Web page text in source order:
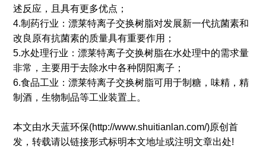
述反应，且具有更多优点；
4.制药行业：漂莱特离子交换树脂对发展新一代抗菌素和
改良原有抗菌素的质量具有重要作用；
5.水处理行业：漂莱特离子交换树脂在水处理中的需求量
非常，主要用于去除水中各种阴阳离子；
6.食品工业：漂莱特离子交换树脂可用于制糖，味精，精
制酒，生物制品等工业装置上。
本文由水天蓝环保(http://www.shuitianlan.com/)原创首
发，转载请以链接形式标明本文地址或注明文章出处!